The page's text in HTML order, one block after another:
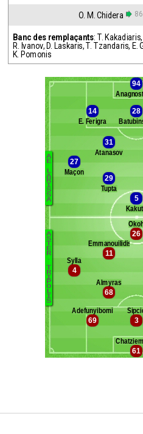
O. M. Chidera
Banc des remplaçants: T. Kakadiaris,
R. Ivanov, D. Laskaris,T. Tzandaris, E.
K. Pomonis